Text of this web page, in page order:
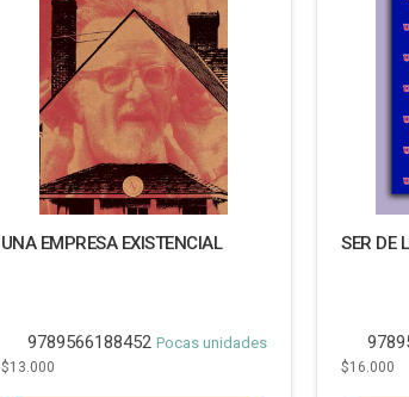
UNA EMPRESA EXISTENCIAL
9789566188452 Pocas unidades
$13.000
SER DE
$16.000